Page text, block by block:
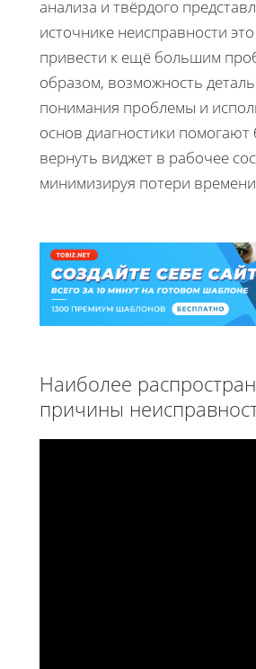
анализа и твёрдого
источнике неисправности
привести к ещё большим
образом, возможность
понимания проблемы и
основ диагностики помогают
вернуть виджет в рабочее
минимизируя потери
Наиболее
причины